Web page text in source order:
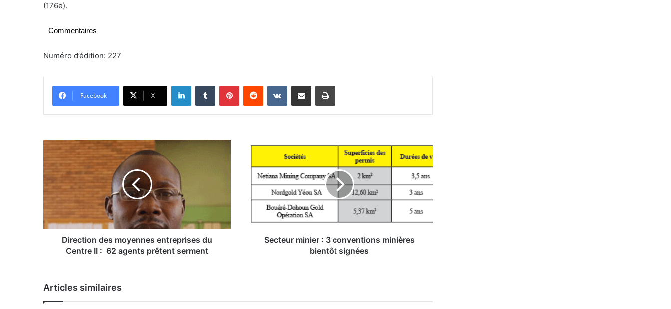
(176e).
Commentaires
Numéro d’édition: 227
Facebook X
D
r
e
c
t
o
n
y
e
Direction des moyennes entreprises du
Centre II : 62 agents prêtent serment
3
Secteur minier : 3 conventions minières
bientôt signées
Articles similaires